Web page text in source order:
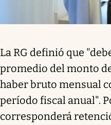
La RG definió que
promedio del monto
haber bruto mensual
período fiscal anual".
corresponderá